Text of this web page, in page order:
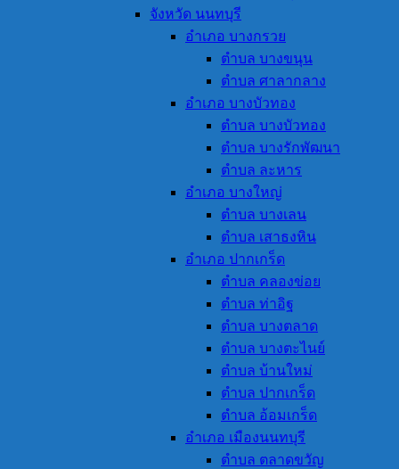
จังหวัด นนทบุรี
อำเภอ บางกรวย
ตำบล บางขนุน
ตำบล ศาลากลาง
อำเภอ บางบัวทอง
ตำบล บางบัวทอง
ตำบล บางรักพัฒนา
ตำบล ละหาร
อำเภอ บางใหญ่
ตำบล บางเลน
ตำบล เสาธงหิน
อำเภอ ปากเกร็ด
ตำบล คลองข่อย
ตำบล ท่าอิฐ
ตำบล บางตลาด
ตำบล บางตะไนย์
ตำบล บ้านใหม่
ตำบล ปากเกร็ด
ตำบล อ้อมเกร็ด
อำเภอ เมืองนนทบุรี
ตำบล ตลาดขวัญ